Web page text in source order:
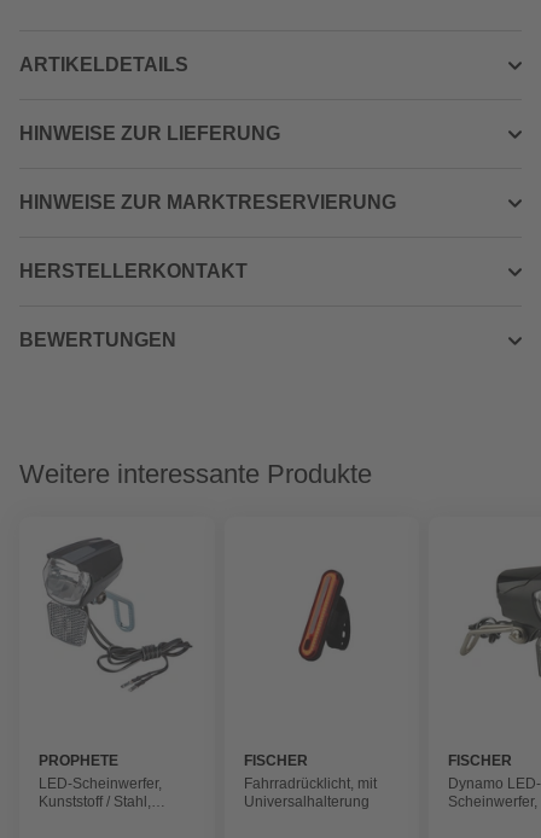
ARTIKELDETAILS
HINWEISE ZUR LIEFERUNG
HINWEISE ZUR MARKTRESERVIERUNG
HERSTELLERKONTAKT
BEWERTUNGEN
Weitere interessante Produkte
PROPHETE
LED-Scheinwerfer,
Kunststoff / Stahl,
FISCHER
Fahrradrücklicht, mit
Universalhalterung
FISCHER
Dynamo LED-